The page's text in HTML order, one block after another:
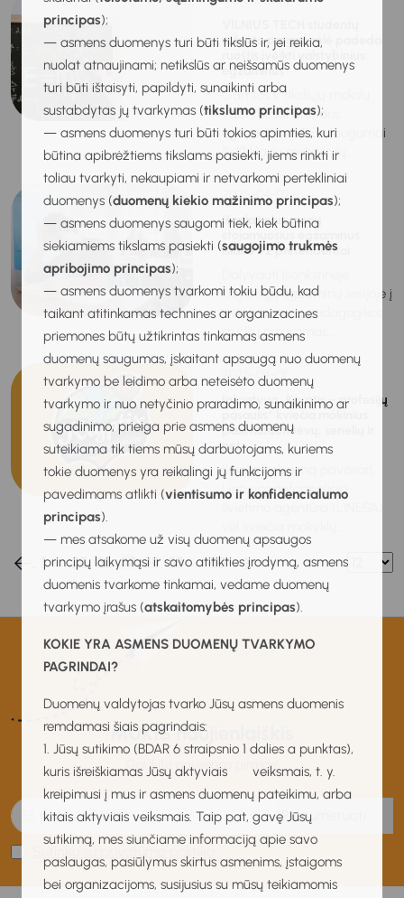
principas);
— asmens duomenys turi būti tikslūs ir, jei reikia,
nuolat atnaujinami; netikslūs ar neišsamūs duomenys
turi būti ištaisyti, papildyti, sunaikinti arba
sustabdytas jų tvarkymas (tikslumo principas);
— asmens duomenys turi būti tokios apimties, kuri
būtina apibrėžtiems tikslams pasiekti, jiems rinkti ir
toliau tvarkyti, nekaupiami ir netvarkomi pertekliniai
duomenys (duomenų kiekio mažinimo principas);
— asmens duomenys saugomi tiek, kiek būtina
siekiamiems tikslams pasiekti (saugojimo trukmės
apribojimo principas);
— asmens duomenys tvarkomi tokiu būdu, kad
taikant atitinkamas technines ar organizacines
priemones būtų užtikrintas tinkamas asmens
duomenų saugumas, įskaitant apsaugą nuo duomenų
tvarkymo be leidimo arba neteisėto duomenų
tvarkymo ir nuo netyčinio praradimo, sunaikinimo ar
sugadinimo, prieiga prie asmens duomenų
suteikiama tik tiems mūsų darbuotojams, kuriems
tokie duomenys yra reikalingi jų funkcijoms ir
pavedimams atlikti (vientisumo ir konfidencialumo
principas).
— mes atsakome už visų duomenų apsaugos
principų laikymąsi ir savo atitikties įrodymą, asmens
duomenis tvarkome tinkamai, vedame duomenų
tvarkymo įrašus (atskaitomybės principas).
KOKIE YRA ASMENS DUOMENŲ TVARKYMO
PAGRINDAI?
Duomenų valdytojas tvarko Jūsų asmens duomenis
remdamasi šiais pagrindais:
1. Jūsų sutikimo (BDAR 6 straipsnio 1 dalies a punktas),
kuris išreiškiamas Jūsų aktyviais veiksmais, t. y.
kreipimusi į mus ir asmens duomenų pateikimu, arba
kitais aktyviais veiksmais. Taip pat, gavę Jūsų
sutikimą, mes siunčiame informaciją apie savo
paslaugas, pasiūlymus skirtus asmenims, įstaigoms
bei organizacijoms, susijusius su mūsų teikiamomis
sukurta programėlė padeda
ruoštis įveikti valstybinius
egzaminus
Gamtos ir tiksliųjų mokslų
valstybiniai brandos
egzaminai (VBE) daugumai
11-12 klasių moksleivių...
2025-04-02
Išankstinius menų
išlaikė 92 pretendentai
stojamųjų egzaminų sesijoje į
menų ir menų pedagogikos
studijų programas...
2025-04-01
Iniciatyva „Kryptis – profesijų
pasimatuoti tėvų, senelių ir
net...
Kaip ir kiekvieną pavasarį,
Lietuvos neformaliojo
1 … 35 36 37 38 39 … 80
MUKIS naujienlaiškis
Gaukite naujienas pirmas!
Prenumeruoti
Sutinku su privatumo politika